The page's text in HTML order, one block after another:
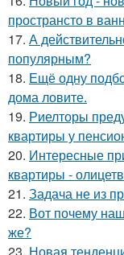
пространсто в
17. А
популярным?
18. Ещё одну
дома ловите.
19. Риелторы
квартиры у
20. Интересные
квартиры -
21. Задача не из
22. Вот почему
же?
23. Новая